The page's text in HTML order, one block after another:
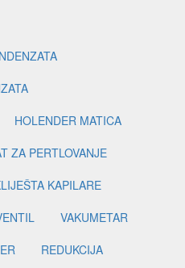
HOLENDER MATICA
ZA PERTLOVANJE
KAPILARE
VAKUMETAR
REDUKCIJA